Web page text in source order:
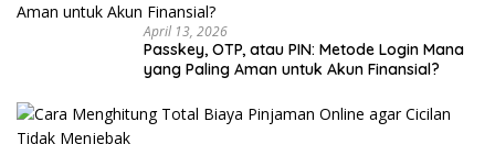
April 13, 2026
Passkey, OTP, atau PIN: Metode Login Mana
yang Paling Aman untuk Akun Finansial?